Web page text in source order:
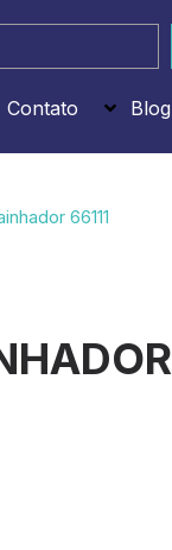
Contato Blog
66111